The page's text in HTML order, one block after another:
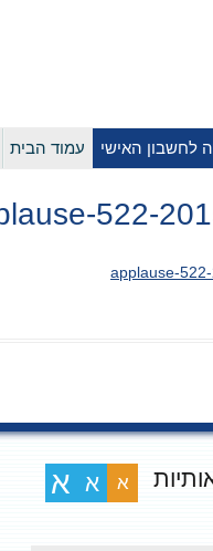
לחשבון האישי עמוד הבית
201502-
א א א